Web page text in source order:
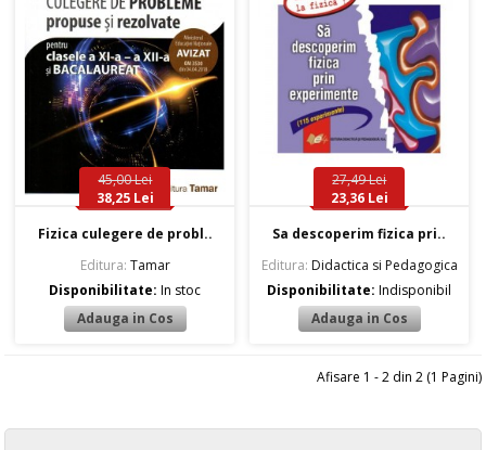
45,00 Lei
38,25 Lei
Fizica culegere de probl..
Editura: Tamar
Disponibilitate:In stoc
27,49 Lei
23,36 Lei
Sa descoperim fizica pri..
Editura: Didactica si Pedagogica
Disponibilitate:Indisponibil
Afisare 1 - 2 din 2 (1 Pagini)